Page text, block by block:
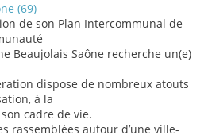
(69)
de son Plan Intercommunal de
Beaujolais Saône recherche un(e)
dispose de nombreux atouts
à la
cadre de vie.
rassemblées autour d’une ville-